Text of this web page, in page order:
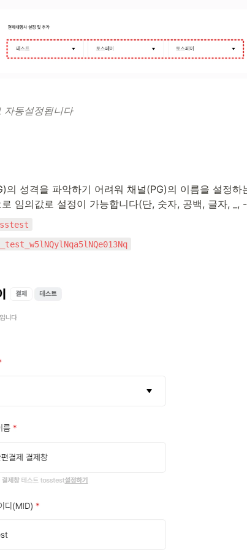
자동설정됩니다
의 성격을 파악하기 어려워 채널(PG)의 이름을 설정하
임의값로 설정이 가능합니다(단, 숫자, 공백, 글자, _,